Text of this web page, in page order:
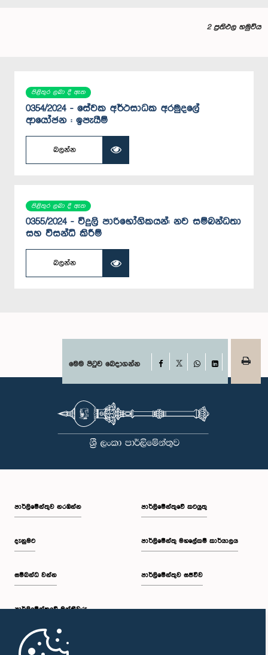
2 ප්‍රතිඵල හමුවිය
පිළිතුර ලබා දී ඇත
0354/2024 - සේවක අර්ථසාධක අරමුදලේ
ආයෝජන : ඉපැයීම්
බලන්න
පිළිතුර ලබා දී ඇත
0355/2024 - විදුලි පාරිභෝගිකයන්: නව සම්බන්ධතා
සහ විසන්ධි කිරීම්
බලන්න
මෙම පිටුව බෙදාගන්න Facebook
පාර්ලි‌මේන්තුව නරඹන්න
දැනුමට
සම්බන්ධ වන්න
පාර්ලි‌මේන්තුවේ මන්ත්‍රීවරු
මුල් පිටුව
පාර්ලිමේන්තුවේ කටයුතු
පාර්ලිමේන්තු මහලේකම් කාර්යාලය
පාර්ලිමේන්තුව සජීවීව